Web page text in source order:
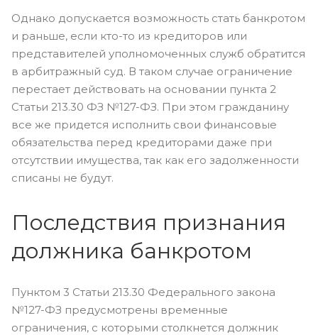
Однако допускается возможность стать банкротом
и раньше, если кто-то из кредиторов или
представителей уполномоченных служб обратится
в арбитражный суд. В таком случае ограничение
перестает действовать на основании пункта 2
Статьи 213.30 ФЗ №127-ФЗ. При этом гражданину
все же придется исполнить свои финансовые
обязательства перед кредиторами даже при
отсутствии имущества, так как его задолженности
списаны не будут.
Последствия признания
должника банкротом
Пунктом 3 Статьи 213.30 Федерального закона
№127-ФЗ предусмотрены временные
ограничения, с которыми столкнется должник